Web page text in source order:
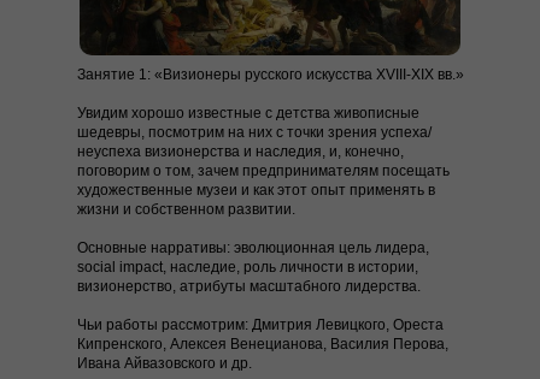
Занятие 1: «Визионеры русского искусства XVIII-XIX вв.»
Увидим хорошо известные с детства живописные
шедевры, посмотрим на них с точки зрения успеха/
неуспеха визионерства и наследия, и, конечно,
поговорим о том, зачем предпринимателям посещать
художественные музеи и как этот опыт применять в
жизни и собственном развитии.
Основные нарративы: эволюционная цель лидера,
social impact, наследие, роль личности в истории,
визионерство, атрибуты масштабного лидерства.
Чьи работы рассмотрим: Дмитрия Левицкого, Ореста
Кипренского, Алексея Венецианова, Василия Перова,
Ивана Айвазовского и др.